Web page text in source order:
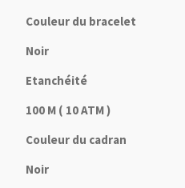
Couleur du bracelet
Noir
Etanchéité
100 M ( 10 ATM )
Couleur du cadran
Noir